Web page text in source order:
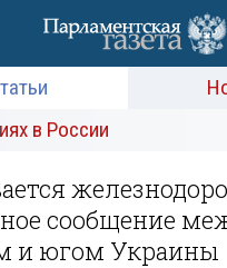
в России
сообщение
и югом Украины